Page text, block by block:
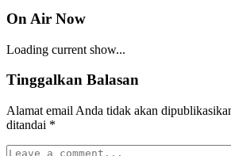
On Air Now
Loading current show...
Tinggalkan Balasan
Alamat email Anda tidak akan
ditandai *